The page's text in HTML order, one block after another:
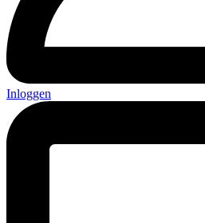
Inloggen